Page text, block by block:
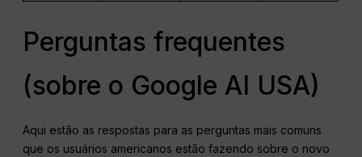
Perguntas frequentes
(sobre o Google AI USA)
Aqui estão as respostas para as perguntas mais comuns
que os usuários americanos estão fazendo sobre o novo